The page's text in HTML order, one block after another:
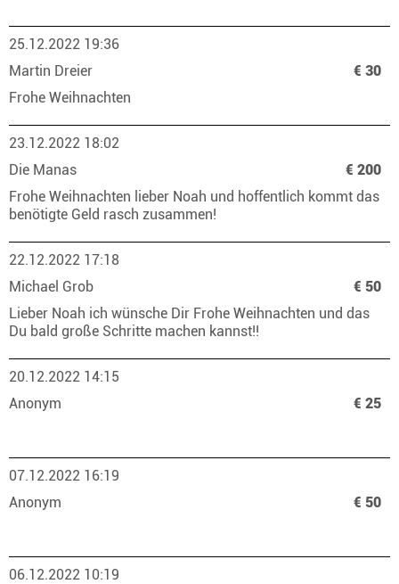
25.12.2022 19:36
Martin Dreier
€ 30
Frohe Weihnachten
23.12.2022 18:02
Die Manas
€ 200
Frohe Weihnachten lieber Noah und hoffentlich kommt das
benötigte Geld rasch zusammen!
22.12.2022 17:18
Michael Grob
€ 50
Lieber Noah ich wünsche Dir Frohe Weihnachten und das
Du bald große Schritte machen kannst!!
20.12.2022 14:15
Anonym
€ 25
07.12.2022 16:19
Anonym
€ 50
06.12.2022 10:19